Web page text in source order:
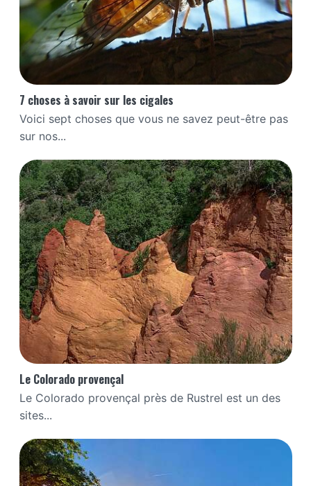
7 choses à savoir sur les cigales
Voici sept choses que vous ne savez peut-être pas
sur nos...
Le Colorado provençal
Le Colorado provençal près de Rustrel est un des
sites...